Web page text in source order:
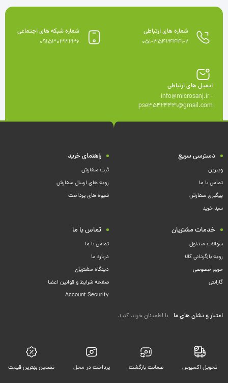
شماره های ارتباطی
051-35424441-2
شماره شبکه های اجتماعی
09153033236
ایمیل های ارتباطی
info@microsanj.ir -
pse35424441@gmail.com
دسترسی سریع
ویترین
تماس با ما
پیگیری سفارش
سبد خرید
راهنمای خرید
ثبت سفارش
رویه های ارسال سفارش
شیوه های پرداخت
خدمات مشتریان
سوالات متداول
رویه بازگردانی کالا
حریم خصوصی
گارانتی
تماس با ما
تماس با ما
درباره ما
دیدگاه مشتریان
صفحه شرایط و قوانین اعضا
Account Security
اعتبار و نشان های ما با اطمینان خرید کنید
تحویل اکسپرس ضمانت بازگشت پرداخت در محل تضمین بهترین قیمت